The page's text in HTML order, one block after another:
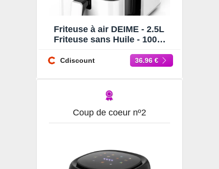
Friteuse à air DEIME - 2.5L
Friteuse sans Huile - 1000W
Temps Réglable
Cdiscount 36.96 €
Coup de coeur nº2